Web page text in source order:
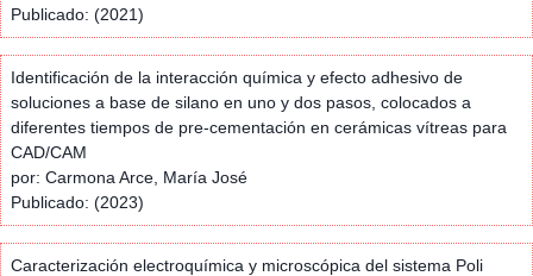
Publicado: (2021)
Identificación de la interacción química y efecto adhesivo de
soluciones a base de silano en uno y dos pasos, colocados a
diferentes tiempos de pre-cementación en cerámicas vítreas para
CAD/CAM
por: Carmona Arce, María José
Publicado: (2023)
Caracterización electroquímica y microscópica del sistema Poli